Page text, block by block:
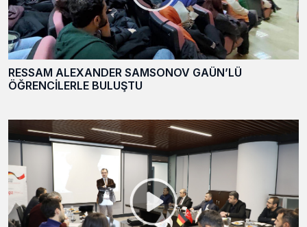
RESSAM ALEXANDER SAMSONOV GAÜN’LÜ
ÖĞRENCİLERLE BULUŞTU